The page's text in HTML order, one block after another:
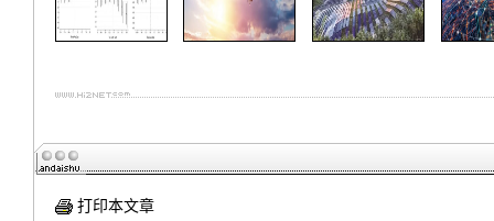
打印本文章